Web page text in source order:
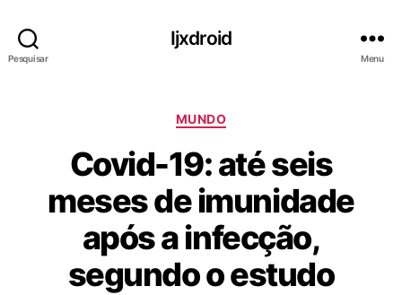
Pesquisar
Ijxdroid
Menu
C
t
e
g
o
r
a
MUNDO
Covid-19: até seis
meses de imunidade
após a infecção,
segundo o estudo